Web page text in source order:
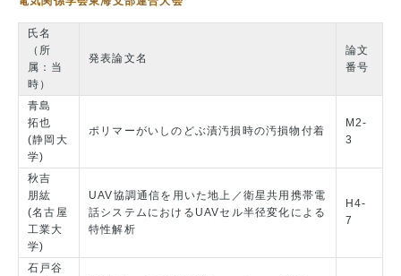
氏名
（所
属：当
時）
発表論文名
論文
番号
青島
拓也
(静岡大
学)
ポリマーがいしのどぶ漬汚損時の汚損物付着
M2-
3
秋吉
朋紘
(名古屋
工業大
学)
UAV協調通信を用いた地上／衛星共用携帯電
話システムにおけるUAVセル半径変化による
特性解析
H4-
7
石戸谷